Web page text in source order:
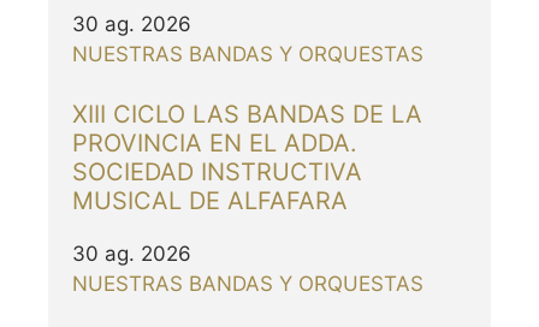
30 ag. 2026
NUESTRAS BANDAS Y ORQUESTAS
XIII CICLO LAS BANDAS DE LA
PROVINCIA EN EL ADDA.
SOCIEDAD INSTRUCTIVA
MUSICAL DE ALFAFARA
30 ag. 2026
NUESTRAS BANDAS Y ORQUESTAS